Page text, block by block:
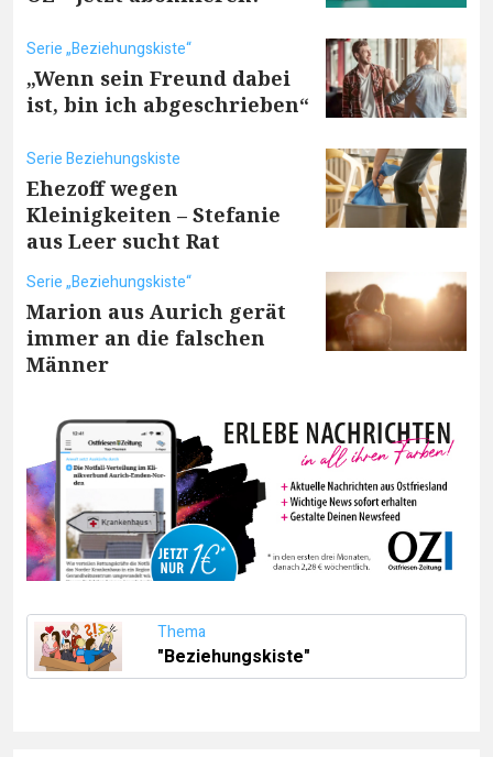
Serie „Beziehungskiste“
„Wenn sein Freund dabei
ist, bin ich abgeschrieben“
Serie Beziehungskiste
Ehezoff wegen
Kleinigkeiten – Stefanie
aus Leer sucht Rat
Serie „Beziehungskiste“
Marion aus Aurich gerät
immer an die falschen
Männer
Thema
"Beziehungskiste"